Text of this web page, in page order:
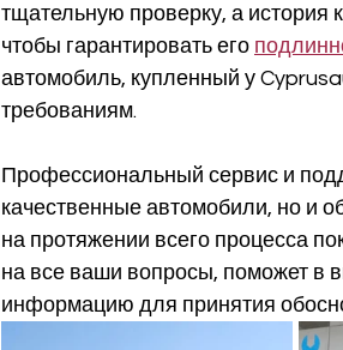
тщательную проверку, а история
чтобы гарантировать его
автомобиль, купленный у
требованиям.
Профессиональный сервис и
качественные автомобили, но и
на протяжении всего процесса
на все ваши вопросы, поможет в
информацию для принятия